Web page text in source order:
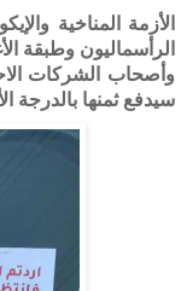
الأزمة المناخية
الرأسماليون وطبقة
وأصحاب الشركات
سيدفع ثمنها بالدرجة